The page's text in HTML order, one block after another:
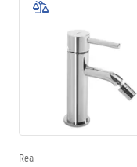
Rea